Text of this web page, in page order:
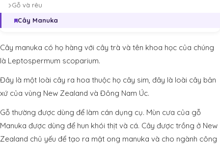
Gỗ và rêu
Cây Manuka
Cây manuka có họ hàng với cây trà và tên khoa học của chúng
là Leptospermum scoparium.
Đây là một loài cây ra hoa thuộc họ cây sim, đây là loài cây bản
xứ của vùng New Zealand và Đông Nam Úc.
Gỗ thường được dùng để làm cán dụng cụ. Mùn cưa của gỗ
Manuka được dùng để hun khói thịt và cá. Cây được trồng ở New
Zealand chủ yếu để tạo ra mật ong manuka và cho ngành công